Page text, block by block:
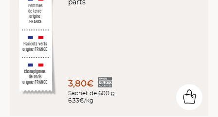
Pommes
de terre
origine
FRANCE
Haricots verts
origine FRANCE
Champignons
de Paris
origine FRANCE
3,80€
Sachet de 600 g
6,33€/kg